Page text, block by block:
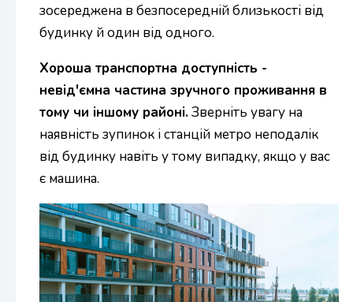
зосереджена в безпосередній близькості від
будинку й один від одного.
Хороша транспортна доступність -
невід'ємна частина зручного проживання в
тому чи іншому районі.Зверніть увагу на
наявність зупинок і станцій метро неподалік
від будинку навіть у тому випадку, якщо у вас
є машина.